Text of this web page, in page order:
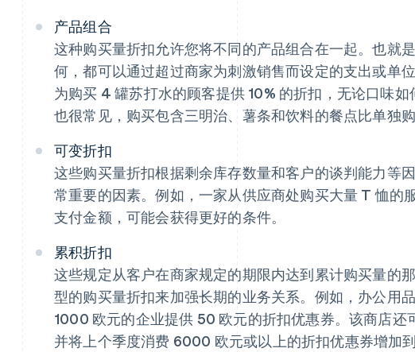
产品组合
这种购买量折扣允许您将不同的产品组合在一起。也就
何，都可以通过超过商家为刺激销售而设定的支出或单
为购买 4 罐苏打水的顾客提供 10% 的折扣，无论口味
也很常见，购买包含三明治、薯条和饮料的餐点比单独
可变折扣
这些购买量折扣根据剩余库存数量和客户的谈判能力等
常重要的因素。例如，一家从供应商处购买大量 T 恤的
支付金额，可能会获得更好的条件。
累积折扣
这些规定从客户在商家规定的期限内达到累计购买量的
型的购买量折扣来加强长期的业务关系。例如，办公用
1000 欧元的企业提供 50 欧元的折扣优惠券。该商店还
并将上个季度消费 6000 欧元或以上的折扣优惠券增加